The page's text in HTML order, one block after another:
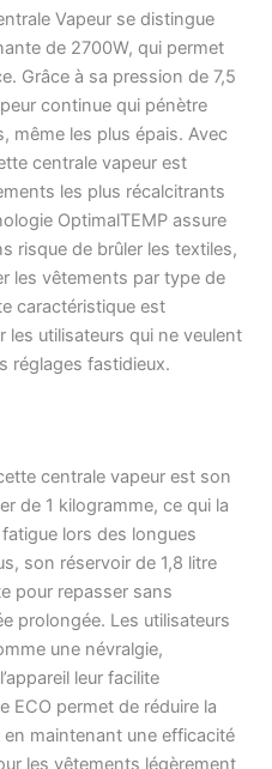
de nos
vapeur Philips
que votre fer à
vapeur ne
jamais les tissus
même s'il
sur vos
ou votre
à repasser
ECO :
de l'énergie
compromettre vos
de repassage
utilisant une quantité
: Offre une
de 2h grâce à
réservoir détachable
capacité de 1.8L.
la fonction Easy
Calc, le détartrage
facile et efficace pour
la durée de vie
votre centrale vapeur.
: notre
intelligent sait
Vapeur se distingue
de 2700W, qui permet
Grâce à sa pression de 7,5
continue qui pénètre
même les plus épais. Avec
centrale vapeur est
les plus récalcitrants
OptimalTEMP assure
risque de brûler les textiles,
les vêtements par type de
caractéristique est
les utilisateurs qui ne veulent
réglages fastidieux.
centrale vapeur est son
de 1 kilogramme, ce qui la
lors des longues
son réservoir de 1,8 litre
pour repasser sans
prolongée. Les utilisateurs
une névralgie,
leur facilite
ECO permet de réduire la
maintenant une efficacité
les vêtements légèrement